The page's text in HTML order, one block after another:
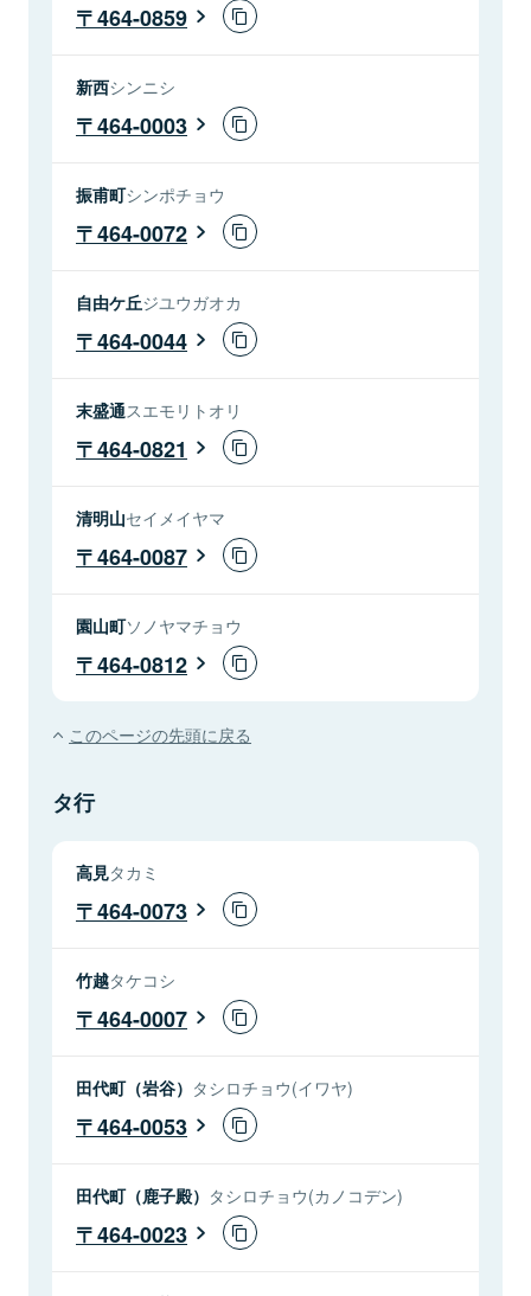
464-0859
新西シンニシ
464-0003
振甫町シンポチョウ
464-0072
自由ケ丘ジユウガオカ
464-0044
末盛通スエモリトオリ
464-0821
清明山セイメイヤマ
464-0087
園山町ソノヤマチョウ
464-0812
このページの先頭に戻る
タ行
高見タカミ
464-0073
竹越タケコシ
464-0007
田代町（岩谷） タシロチョウ(イワヤ)
464-0053
田代町（鹿子殿） タシロチョウ(カノコデン)
464-0023